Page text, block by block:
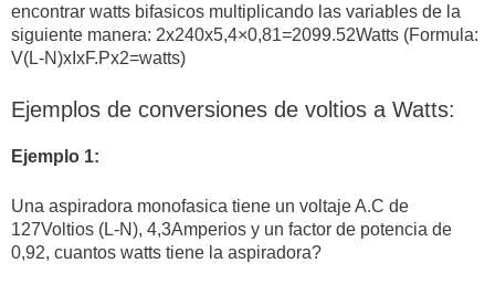
encontrar watts bifasicos multiplicando las variables de la
siguiente manera: 2x240x5,4×0,81=2099.52Watts (Formula:
V(L-N)xIxF.Px2=watts)
Ejemplos de conversiones de voltios a Watts:
Ejemplo 1:
Una aspiradora monofasica tiene un voltaje A.C de
127Voltios (L-N), 4,3Amperios y un factor de potencia de
0,92, cuantos watts tiene la aspiradora?